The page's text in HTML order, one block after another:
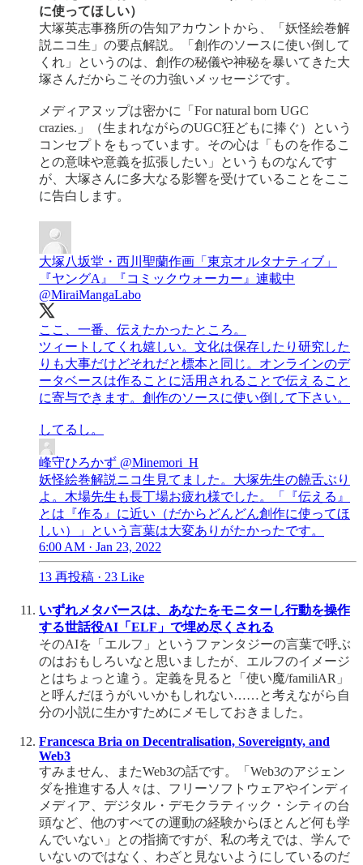
に使ってほしい）
大塚英志事務所の告知アカウントから、「妖怪絵巻解
説ニコ生」の要点解説。「創作のソースに使い倒して
くれ」というのは、創作の秘儀や神秘を暴いてきた大
塚さんだからこその力強いメッセージです。
メディアヌップは密かに「For natural born UGC
crazies.」（生まれながらのUGC狂どもに捧ぐ）という
コンセプトをもっています。その心は「ものを作るこ
との意味や意義を拡張したい」というものなんです
が、大塚さんに多大なる影響を受けていることをここ
に告白します。
大塚八坂堂・西川聖蘭作画「東京オルタナティブ」
『ヤングA』『コミックウォーカー』連載中
@MiraiMangaLabo
ここ、一番、伝えたかったところ。
ツィートしてくれ嬉しい。文化は保存したり研究した
りも大事だけどそれだと標本と同じ。オンラインのデ
ータベースは作ることに活用されることで伝えること
に寄与できます。創作のソースに使い倒して下さい。
してるし。
峰守ひろかず @Minemori_H
妖怪絵巻解説ニコ生見てました。大塚先生の饒舌ぶり
よ。木場先生も長丁場お疲れ様でした。「『伝える』
とは『作る』に近い（だからどんどん創作に使ってほ
しい）」という言葉は大変ありがたかったです。
6:00 AM · Jan 23, 2022
13 再投稿 · 23 Like
いずれメタバースは、あなたをモニターし行動を操作
する世話役AI「ELF」で埋め尽くされる
そのAIを「エルフ」というファンタジーの言葉で呼ぶ
のはおもしろいなと思いましたが、エルフのイメージ
とはちょっと違う。定義を見ると「使い魔/familiAR」
と呼んだほうがいいかもしれない……と考えながら自
分の小説に生かすためにメモしておきました。
Francesca Bria on Decentralisation, Sovereignty, and
Web3
すみません、またWeb3の話です。「Web3のアジェン
ダを推進する人々は、フリーソフトウェアやインディ
メディア、デジタル・デモクラティック・シティの台
頭など、他のすべての運動の経験からほとんど何も学
んでいない」との指摘ですが、私の考えでは、学んで
いないのではなく、わざと見ないようにしているのだ